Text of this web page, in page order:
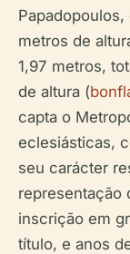
metros de
1,97 metros,
de altura (
capta o
eclesiásticas,
seu carácter
representação
inscrição em
título, e anos